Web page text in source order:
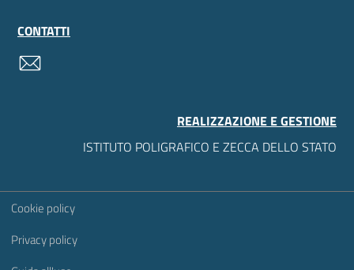
CONTATTI
REALIZZAZIONE E GESTIONE
ISTITUTO POLIGRAFICO E ZECCA DELLO STATO
Sezione Link Utili
Cookie policy
Privacy policy